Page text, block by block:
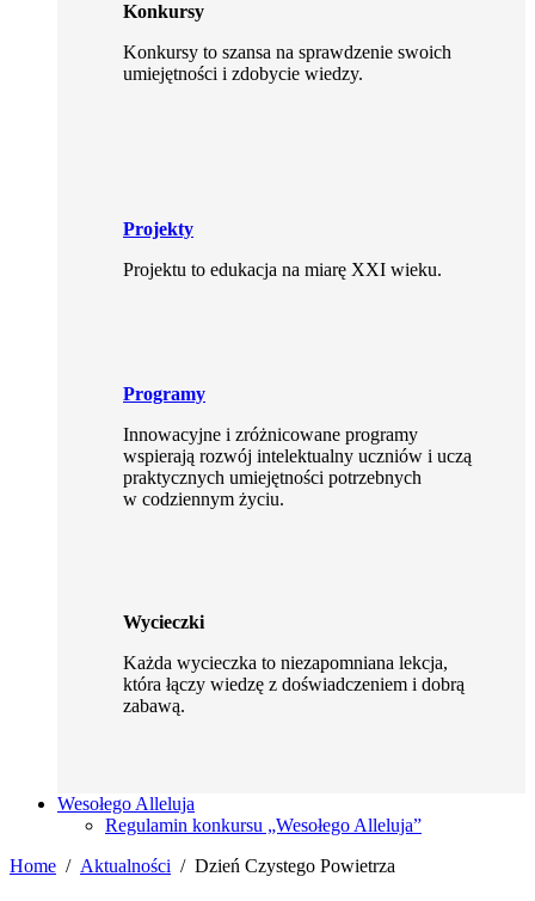
Konkursy
Konkursy to szansa na sprawdzenie swoich
umiejętności i zdobycie wiedzy.
Projekty
Projektu to edukacja na miarę XXI wieku.
Programy
Innowacyjne i zróżnicowane programy
wspierają rozwój intelektualny uczniów i uczą
praktycznych umiejętności potrzebnych
w codziennym życiu.
Wycieczki
Każda wycieczka to niezapomniana lekcja,
która łączy wiedzę z doświadczeniem i dobrą
zabawą.
Wesołego Alleluja
Regulamin konkursu „Wesołego Alleluja”
Home
Aktualności Dzień Czystego Powietrza